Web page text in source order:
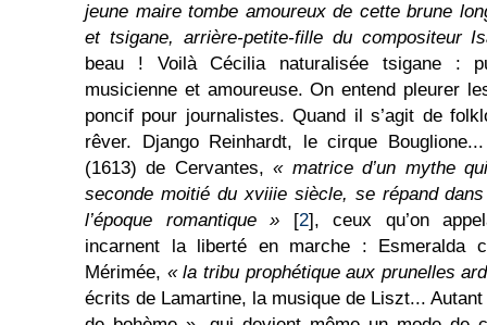
jeune maire tombe amoureux de cette brune
et tsigane, arrière-petite-fille du compositeur
beau ! Voilà Cécilia naturalisée tsigane :
musicienne et amoureuse. On entend pleurer
poncif pour journalistes. Quand il s’agit de
rêver. Django Reinhardt, le cirque
(1613) de Cervantes,« matrice d’un mythe
seconde moitié du xviiie siècle, se répand
l’époque romantique » [2], ceux qu’on
incarnent la liberté en marche : Esmeralda
Mérimée, « la tribu prophétique aux prunelles
écrits de Lamartine, la musique de Liszt...